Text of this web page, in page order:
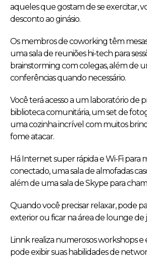
aqueles que gostam de se exercitar,
desconto ao ginásio.
Os membros de coworking têm
uma sala de reuniões hi-tech para
brainstorming com colegas, além de
conferências quando necessário.
Você terá acesso a um laboratório de
biblioteca comunitária, um set de
uma cozinha incrível com muitos
fome atacar.
Há Internet super rápida e Wi-Fi para
conectado, uma sala de almofadas
além de uma sala de Skype para
Quando você precisar relaxar, pode
exterior ou ficar na área de lounge de
Linnk realiza numerosos workshops
pode exibir suas habilidades de